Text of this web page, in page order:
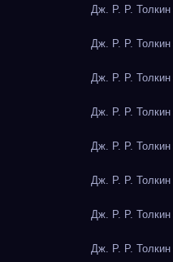
Дж. Р. Р.
Дж. Р. Р.
Дж. Р. Р.
Дж. Р. Р.
Дж. Р. Р.
Дж. Р. Р.
Дж. Р. Р.
Дж. Р. Р.